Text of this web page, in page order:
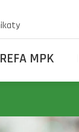
MPK